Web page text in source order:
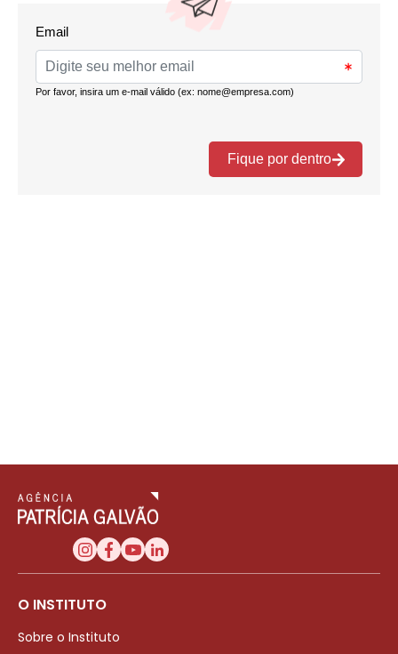
O INSTITUTO
Sobre o Instituto